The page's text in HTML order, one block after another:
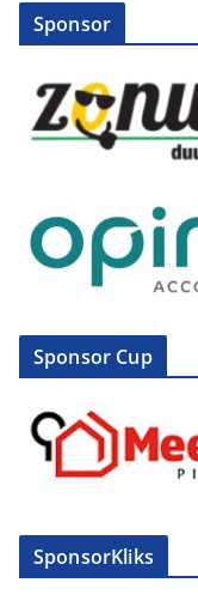
Sponsor
Sponsor Cup
SponsorKliks